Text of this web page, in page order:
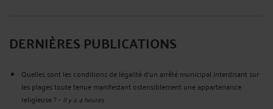
DERNIÈRES PUBLICATIONS
Quelles sont les conditions de légalité d’un arrêté municipal interdisant sur
les plages toute tenue manifestant ostensiblement une appartenance
religieuse ?- Il y a 4 heures